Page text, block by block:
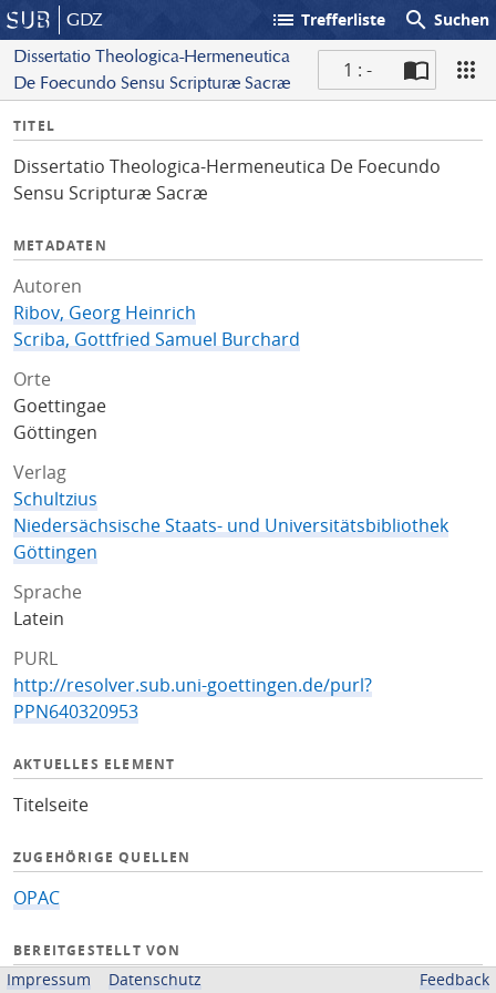
GDZ list Trefferliste search Suchen
Dissertatio Theologica-Hermeneutica
De Foecundo Sensu Scripturæ Sacræ
1 : -
I
f
o
TITEL
Dissertatio Theologica-Hermeneutica De Foecundo
Sensu Scripturæ Sacræ
METADATEN
Autoren
Ribov, Georg Heinrich
Scriba, Gottfried Samuel Burchard
Orte
Goettingae
Göttingen
Verlag
Schultzius
Niedersächsische Staats- und Universitätsbibliothek
Göttingen
Sprache
Latein
PURL
http://resolver.sub.uni-goettingen.de/purl?
PPN640320953
AKTUELLES ELEMENT
Titelseite
ZUGEHÖRIGE QUELLEN
OPAC
BEREITGESTELLT VON
Impressum Datenschutz Feedback